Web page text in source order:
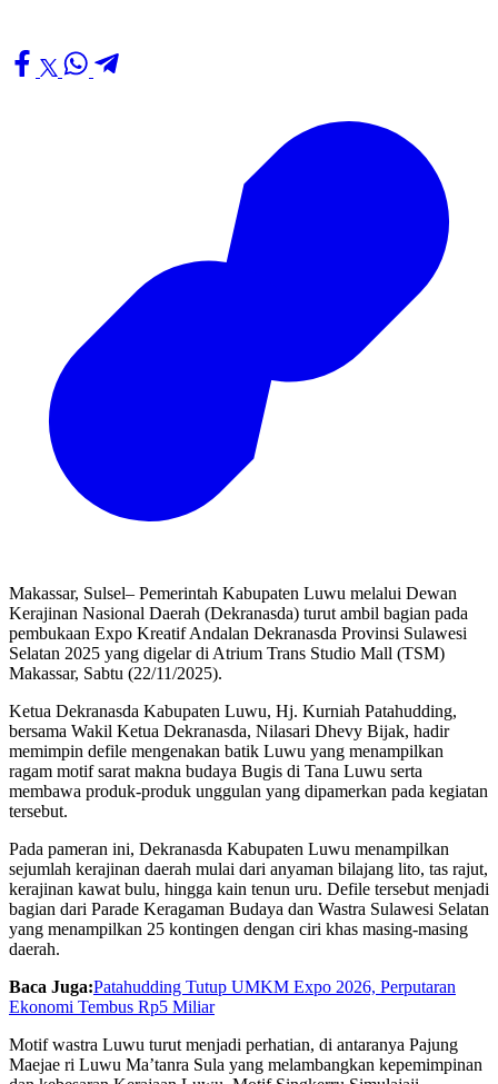
Makassar, Sulsel– Pemerintah Kabupaten Luwu melalui Dewan
Kerajinan Nasional Daerah (Dekranasda) turut ambil bagian pada
pembukaan Expo Kreatif Andalan Dekranasda Provinsi Sulawesi
Selatan 2025 yang digelar di Atrium Trans Studio Mall (TSM)
Makassar, Sabtu (22/11/2025).
Ketua Dekranasda Kabupaten Luwu, Hj. Kurniah Patahudding,
bersama Wakil Ketua Dekranasda, Nilasari Dhevy Bijak, hadir
memimpin defile mengenakan batik Luwu yang menampilkan
ragam motif sarat makna budaya Bugis di Tana Luwu serta
membawa produk-produk unggulan yang dipamerkan pada kegiatan
tersebut.
Pada pameran ini, Dekranasda Kabupaten Luwu menampilkan
sejumlah kerajinan daerah mulai dari anyaman bilajang lito, tas rajut,
kerajinan kawat bulu, hingga kain tenun uru. Defile tersebut menjadi
bagian dari Parade Keragaman Budaya dan Wastra Sulawesi Selatan
yang menampilkan 25 kontingen dengan ciri khas masing-masing
daerah.
Baca Juga:Patahudding Tutup UMKM Expo 2026, Perputaran
Ekonomi Tembus Rp5 Miliar
Motif wastra Luwu turut menjadi perhatian, di antaranya Pajung
Maejae ri Luwu Ma’tanra Sula yang melambangkan kepemimpinan